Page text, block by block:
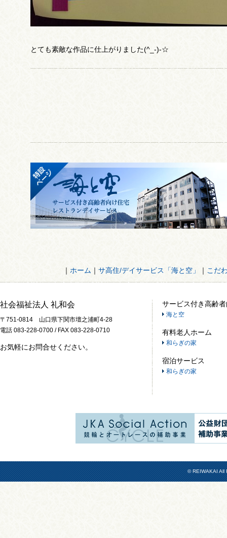
とても素敵な作品に仕上がりました(^_-)-☆
｜ ホーム ｜ サ高住/デイサービス「海と空」 ｜ こだ
社会福祉法人 礼和会
〒751-0814 山口県下関市壇之浦町4-28
電話 083-228-0700 / FAX 083-228-0710
お気軽にお問合せください。
サービス付き高齢
海と空
有料老人ホーム
和らぎの家
宿泊サービス
和らぎの家
© REIWAKAI All